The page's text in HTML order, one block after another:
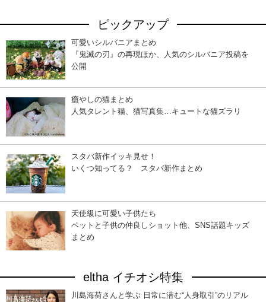
ピックアップ
可愛いシルバニアまとめ
『鬼滅の刃』の再現ほか、人気のシルバニア投稿を
公開
癒やしの猫まとめ
人気タレント猫、猫写真集…キュートな猫ズラリ
スタバ新作イッキ見せ！
いくつ知ってる？ スタバ新作まとめ
天使級に可愛い子供たち
ペットと子供の仲良しショット他、SNS話題キッズ
まとめ
eltha イチオシ特集
川島海荷さんと学ぶ 日常に潜む“人身取引”のリアル